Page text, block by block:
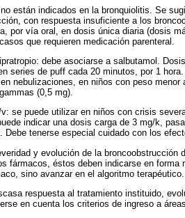
están indicados en la bronquiolitis. Se
con respuesta insuficiente a los
por vía oral, en dosis única diaria (dosis
que requieren medicación parenteral.
debe asociarse a salbutamol.
series de puff cada 20 minutos, por 1
nebulizaciones, en niños con peso
(0,5 mg).
se puede utilizar en niños con crisis
indicar una dosis carga de 3 mg/k,
Debe tenerse especial cuidado con los
y evolución de la
fármacos, éstos deben indicarse en
sino avanzar en el algoritmo terapéutico.
respuesta al tratamiento instituido,
en cuenta los criterios de ingreso a